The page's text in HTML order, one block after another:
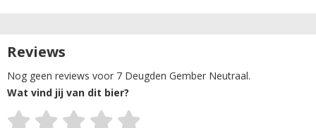
Reviews
Nog geen reviews voor 7 Deugden Gember Neutraal.
Wat vind jij van dit bier?